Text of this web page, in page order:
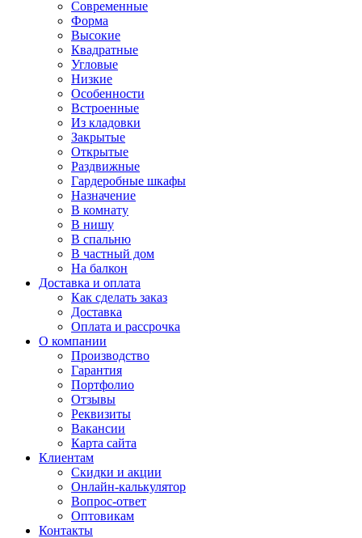
Современные
Форма
Высокие
Квадратные
Угловые
Низкие
Особенности
Встроенные
Из кладовки
Закрытые
Открытые
Раздвижные
Гардеробные шкафы
Назначение
В комнату
В нишу
В спальню
В частный дом
На балкон
Доставка и оплата
Как сделать заказ
Доставка
Оплата и рассрочка
О компании
Производство
Гарантия
Портфолио
Отзывы
Реквизиты
Вакансии
Карта сайта
Клиентам
Скидки и акции
Онлайн-калькулятор
Вопрос-ответ
Оптовикам
Контакты